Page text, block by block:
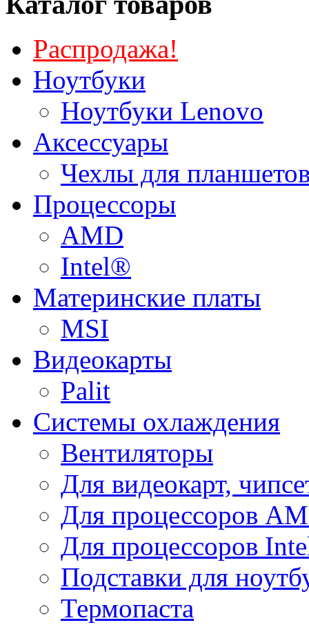
Распродажа!
Ноутбуки
Ноутбуки Lenovo
Аксессуары
Чехлы для
Процессоры
AMD
Intel®
Материнские платы
MSI
Видеокарты
Palit
Системы охлаждения
Вентиляторы
Для видеокарт,
Для процессоров
Для процессоров
Подставки для
Термопаста